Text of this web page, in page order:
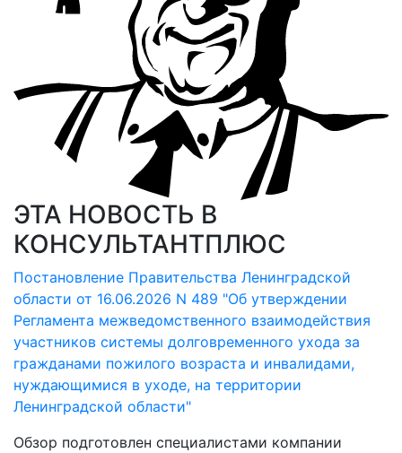
ЭТА НОВОСТЬ В
КОНСУЛЬТАНТПЛЮС
Постановление Правительства Ленинградской
области от 16.06.2026 N 489 "Об утверждении
Регламента межведомственного взаимодействия
участников системы долговременного ухода за
гражданами пожилого возраста и инвалидами,
нуждающимися в уходе, на территории
Ленинградской области"
Обзор подготовлен специалистами компании